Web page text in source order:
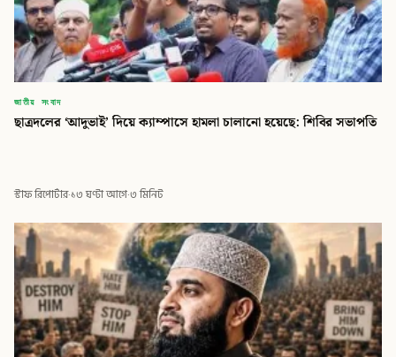
জাতীয় সংবাদ
ছাত্রদলের ‘আদুভাই’ দিয়ে ক্যাম্পাসে হামলা চালানো হয়েছে: শিবির সভাপতি
স্টাফ রিপোর্টার·১৩ ঘণ্টা আগে·৩ মিনিট